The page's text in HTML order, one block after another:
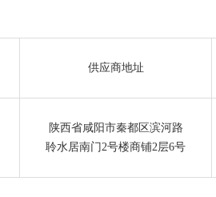
供应商地址
陕西省咸阳市秦都区滨河路
聆水居南门2号楼商铺2层6号